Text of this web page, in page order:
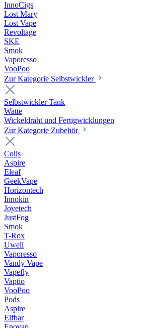
InnoCigs
Lost Mary
Lost Vape
Revoltage
SKE
Smok
Vaporesso
VooPoo
Zur Kategorie Selbstwickler
Selbstwickler Tank
Watte
Wickeldraht und Fertigwicklungen
Zur Kategorie Zubehör
Coils
Aspire
Eleaf
GeekVape
Horizontech
Innokin
Joyetech
JustFog
Smok
T-Rox
Uwell
Vaporesso
Vandy Vape
Vapefly
Vaptio
VooPoo
Pods
Aspire
Elfbar